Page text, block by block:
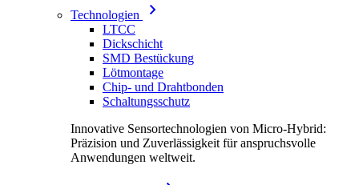
Technologien
LTCC
Dickschicht
SMD Bestückung
Lötmontage
Chip- und Drahtbonden
Schaltungsschutz
Innovative Sensortechnologien von Micro-Hybrid:
Präzision und Zuverlässigkeit für anspruchsvolle
Anwendungen weltweit.